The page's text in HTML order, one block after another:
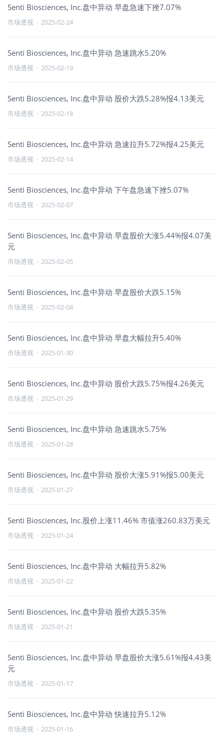
Senti Biosciences, Inc.盘中异动 早盘急速下挫7.07%
市场透视 · 2025-02-24
Senti Biosciences, Inc.盘中异动 急速跳水5.20%
市场透视 · 2025-02-19
Senti Biosciences, Inc.盘中异动 股价大跌5.28%报4.13美元
市场透视 · 2025-02-18
Senti Biosciences, Inc.盘中异动 急速拉升5.72%报4.25美元
市场透视 · 2025-02-14
Senti Biosciences, Inc.盘中异动 下午盘急速下挫5.07%
市场透视 · 2025-02-07
Senti Biosciences, Inc.盘中异动 早盘股价大涨5.44%报4.07美
元
市场透视 · 2025-02-05
Senti Biosciences, Inc.盘中异动 早盘股价大跌5.15%
市场透视 · 2025-02-04
Senti Biosciences, Inc.盘中异动 早盘大幅拉升5.40%
市场透视 · 2025-01-30
Senti Biosciences, Inc.盘中异动 股价大跌5.75%报4.26美元
市场透视 · 2025-01-29
Senti Biosciences, Inc.盘中异动 急速跳水5.75%
市场透视 · 2025-01-28
Senti Biosciences, Inc.盘中异动 股价大涨5.91%报5.00美元
市场透视 · 2025-01-27
Senti Biosciences, Inc.股价上涨11.46% 市值涨260.83万美元
市场透视 · 2025-01-24
Senti Biosciences, Inc.盘中异动 大幅拉升5.82%
市场透视 · 2025-01-22
Senti Biosciences, Inc.盘中异动 股价大跌5.35%
市场透视 · 2025-01-21
Senti Biosciences, Inc.盘中异动 早盘股价大涨5.61%报4.43美
元
市场透视 · 2025-01-17
Senti Biosciences, Inc.盘中异动 快速拉升5.12%
市场透视 · 2025-01-16